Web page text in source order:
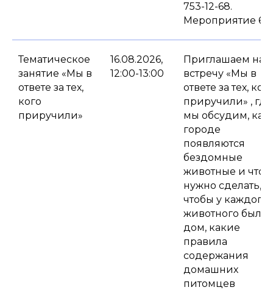
753-12-68.
Мероприятие 6+.
Тематическое
занятие «Мы в
ответе за тех,
кого
приручили»
16.08.2026,
12:00-13:00
Приглашаем на
встречу «Мы в
ответе за тех,
приручили» , где
мы обсудим, как
городе
появляются
бездомные
животные и что
нужно сделать,
чтобы у каждого
животного был
дом, какие
правила
содержания
домашних
питомцев